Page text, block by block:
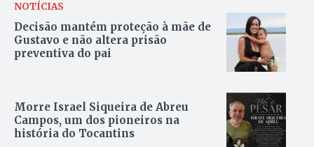
NOTÍCIAS
Decisão mantém proteção à mãe de
Gustavo e não altera prisão
preventiva do pai
Morre Israel Siqueira de Abreu
Campos, um dos pioneiros na
história do Tocantins